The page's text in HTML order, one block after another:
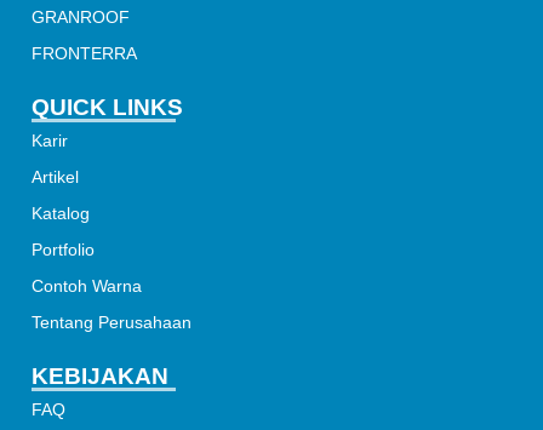
GRANROOF
FRONTERRA
QUICK LINKS
Karir
Artikel
Katalog
Portfolio
Contoh Warna
Tentang Perusahaan
KEBIJAKAN
FAQ